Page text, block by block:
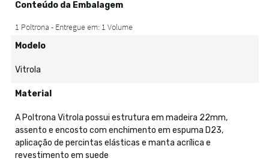
Conteúdo da Embalagem
Modelo
Vitrola
Material
A Poltrona Vitrola possui estrutura em madeira 22mm,
assento e encosto com enchimento em espuma D23,
aplicação de percintas elásticas e manta acrílica e
revestimento em suede